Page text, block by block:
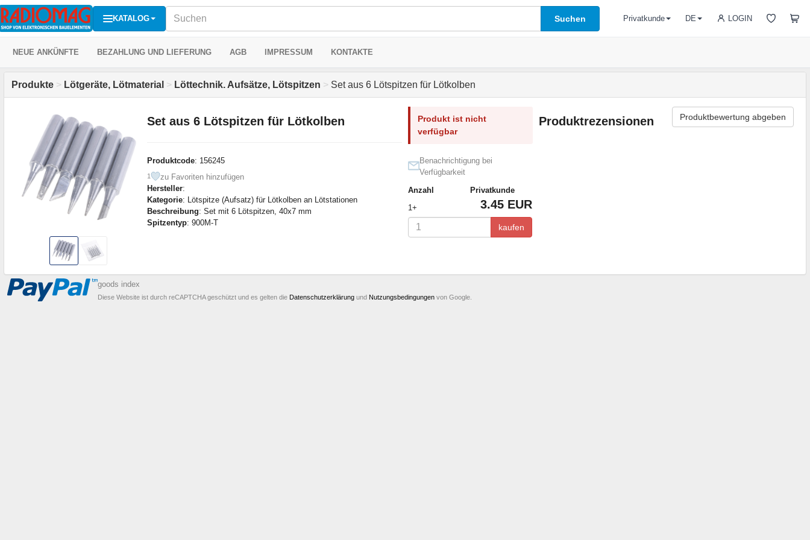
KATALOG Suchen LOGIN
Privatkunde DE
NEUE ANKÜNFTE BEZAHLUNG UND LIEFERUNG AGB IMPRESSUM KONTAKTE
Produkte > Lötgeräte, Lötmaterial > Löttechnik. Aufsätze, Lötspitzen > Set aus 6 Lötspitzen für Lötkolben
Set aus 6 Lötspitzen für Lötkolben
Produktcode: 156245
1
zu Favoriten hinzufügen
Hersteller:
Kategorie: Lötspitze (Aufsatz) für Lötkolben an Lötstationen
Beschreibung: Set mit 6 Lötspitzen, 40x7 mm
Spitzentyp: 900M-T
Produkt ist nicht
verfügbar
Benachrichtigung bei
Verfügbarkeit
Anzahl
Privatkunde
1+
3.45 EUR
kaufen
Produktrezensionen Produktbewertung abgeben
goods index
Diese Website ist durch reCAPTCHA geschützt und es gelten die Datenschutzerklärung und Nutzungsbedingungen von Google.